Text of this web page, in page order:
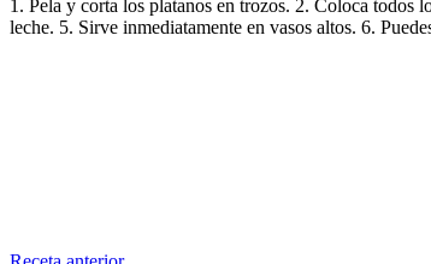
1. Pela y corta los platanos en trozos. 2. Coloca todos
leche. 5. Sirve inmediatamente en vasos altos. 6.